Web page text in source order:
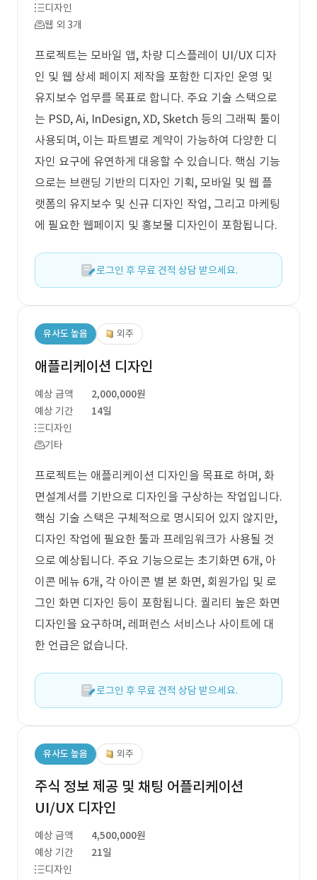
디자인
웹 외 3개
프로젝트는 모바일 앱, 차량 디스플레이 UI/UX 디자
인 및 웹 상세 페이지 제작을 포함한 디자인 운영 및
유지보수 업무를 목표로 합니다. 주요 기술 스택으로
는 PSD, Ai, InDesign, XD, Sketch 등의 그래픽 툴이
사용되며, 이는 파트별로 계약이 가능하여 다양한 디
자인 요구에 유연하게 대응할 수 있습니다. 핵심 기능
으로는 브랜딩 기반의 디자인 기획, 모바일 및 웹 플
랫폼의 유지보수 및 신규 디자인 작업, 그리고 마케팅
에 필요한 웹페이지 및 홍보물 디자인이 포함됩니다.
로그인 후 무료 견적 상담 받으세요.
유사도 높음 외주
애플리케이션 디자인
예상 금액
2,000,000원
예상 기간
14일
디자인
기타
프로젝트는 애플리케이션 디자인을 목표로 하며, 화
면설계서를 기반으로 디자인을 구상하는 작업입니다.
핵심 기술 스택은 구체적으로 명시되어 있지 않지만,
디자인 작업에 필요한 툴과 프레임워크가 사용될 것
으로 예상됩니다. 주요 기능으로는 초기화면 6개, 아
이콘 메뉴 6개, 각 아이콘 별 본 화면, 회원가입 및 로
그인 화면 디자인 등이 포함됩니다. 퀄리티 높은 화면
디자인을 요구하며, 레퍼런스 서비스나 사이트에 대
한 언급은 없습니다.
로그인 후 무료 견적 상담 받으세요.
유사도 높음 외주
주식 정보 제공 및 채팅 어플리케이션
UI/UX 디자인
예상 금액
4,500,000원
예상 기간
21일
디자인